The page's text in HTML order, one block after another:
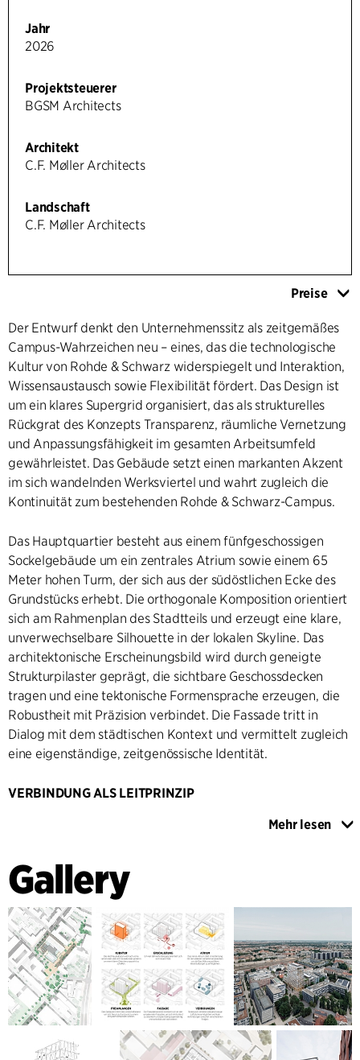
Jahr
2026
Projektsteuerer
BGSM Architects
Architekt
C.F. Møller Architects
Landschaft
C.F. Møller Architects
Preise
Der Entwurf denkt den Unternehmenssitz als zeitgemäßes
Campus-Wahrzeichen neu – eines, das die technologische
Kultur von Rohde & Schwarz widerspiegelt und Interaktion,
Wissensaustausch sowie Flexibilität fördert. Das Design ist
um ein klares Supergrid organisiert, das als strukturelles
Rückgrat des Konzepts Transparenz, räumliche Vernetzung
und Anpassungsfähigkeit im gesamten Arbeitsumfeld
gewährleistet. Das Gebäude setzt einen markanten Akzent
im sich wandelnden Werksviertel und wahrt zugleich die
Kontinuität zum bestehenden Rohde & Schwarz-Campus.
Das Hauptquartier besteht aus einem fünfgeschossigen
Sockelgebäude um ein zentrales Atrium sowie einem 65
Meter hohen Turm, der sich aus der südöstlichen Ecke des
Grundstücks erhebt. Die orthogonale Komposition orientiert
sich am Rahmenplan des Stadtteils und erzeugt eine klare,
unverwechselbare Silhouette in der lokalen Skyline. Das
architektonische Erscheinungsbild wird durch geneigte
Strukturpilaster geprägt, die sichtbare Geschossdecken
tragen und eine tektonische Formensprache erzeugen, die
Robustheit mit Präzision verbindet. Die Fassade tritt in
Dialog mit dem städtischen Kontext und vermittelt zugleich
eine eigenständige, zeitgenössische Identität.
VERBINDUNG ALS LEITPRINZIP
Im Zentrum des Projekts fungiert das Atrium als soziales
informelle Begegnungszonen durch eine Abfolge
miteinander verbundener Volumina und
doppelgeschossiger Räume. Strategisch platzierte
Öffnungen schaffen visuelle Verbindungen zwischen den
Etagen und laden zur abteilungsübergreifenden
Zusammenarbeit ein.
Die landschaftliche Integration ist ein tragendes
Gestaltungsprinzip. Das Projekt stärkt die Verbindungen
zum bestehenden Campus-Park und schafft neue Fußwege
Mehr lesen
Gallery